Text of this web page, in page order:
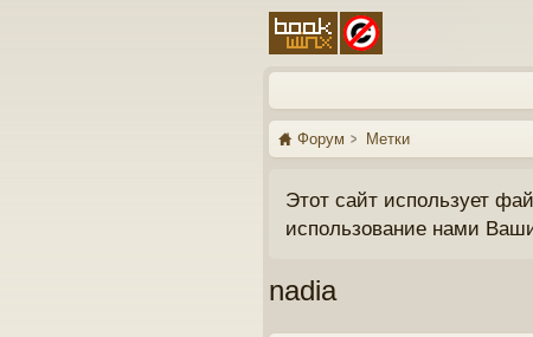
Форум Метки
Этот сайт использует
использование нами
nadia